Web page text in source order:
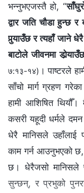
भन्‍नुभएजस्तै हो, “
द्वार जति चौडा हुन्छ
पुर्‍याउँछ र त्यहाँ जाने
बाटोले जीवनमा
७:१३-१४) । पाष्टरले
साँचो मार्ग ग्रहण
हामी आशिषित
कसरी यहूदी धर्मले दमन
धेरै मानिसले उहाँलाई
काम गर्न आउनुभएको छ,
छ। धेरैजसो मानिसले
सुन्छन्, र प्रभुको